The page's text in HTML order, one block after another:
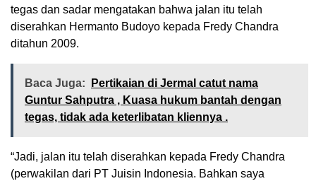
tegas dan sadar mengatakan bahwa jalan itu telah
diserahkan Hermanto Budoyo kepada Fredy Chandra
ditahun 2009.
Baca Juga:
Pertikaian di Jermal catut nama
Guntur Sahputra , Kuasa hukum bantah dengan
tegas, tidak ada keterlibatan kliennya .
“Jadi, jalan itu telah diserahkan kepada Fredy Chandra
(perwakilan dari PT Juisin Indonesia. Bahkan saya